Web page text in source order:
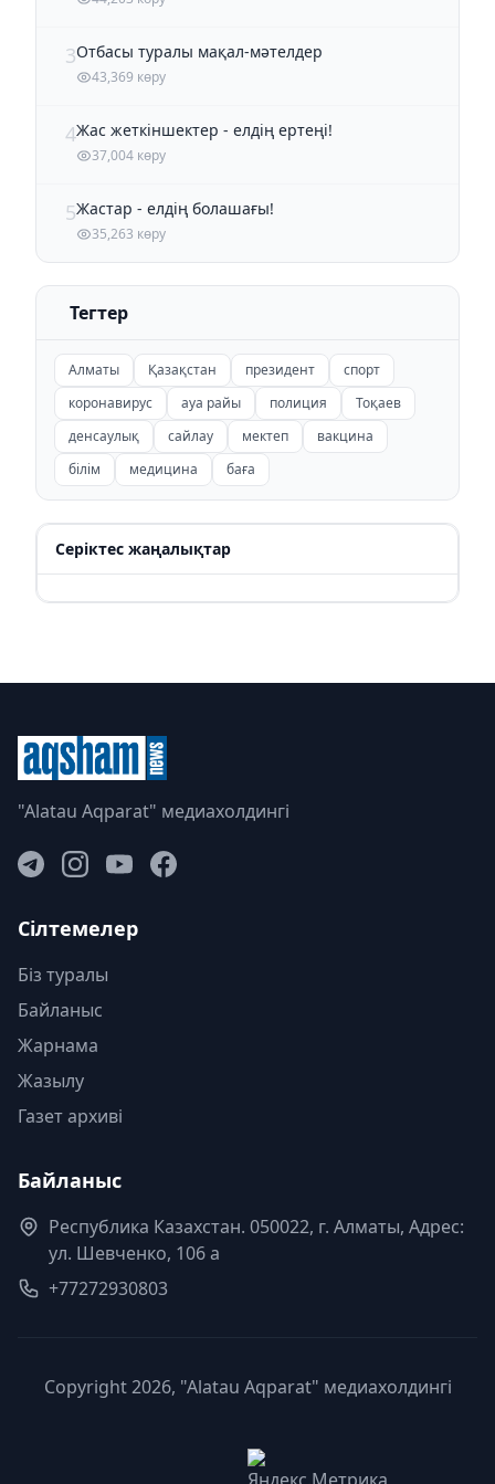
3Отбасы туралы мақал-мәтелдер
43,369 көру
4Жас жеткіншектер - елдің ертеңі!
37,004 көру
5Жастар - елдің болашағы!
35,263 көру
Тегтер
Алматы Қазақстан президент
спорт
коронавирус
ауа райы полиция
Тоқаев
денсаулық
сайлау мектеп
вакцина
білім
медицина баға
Серіктес жаңалықтар
"Alatau Aqparat" медиахолдингі
Сілтемелер
Біз туралы
Байланыс
Жарнама
Жазылу
Газет архиві
Байланыс
Республика Казахстан. 050022, г. Алматы, Адрес:
ул. Шевченко, 106 а
+77272930803
Copyright 2026, "Alatau Aqparat" медиахолдингі